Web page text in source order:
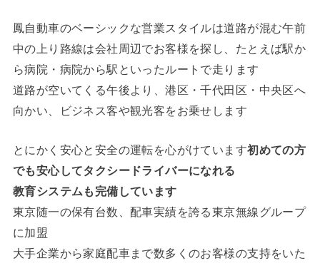
鳳自動車のベーシックな営業スタイルは道路が混む午前
中の上り路線は会社周辺でお客様を探し、たとえば駅か
ら病院・病院から駅といったルートで走ります
道路が空いてくる午後より、港区・千代田区・中央区へ
向かい、ビジネス客や観光客をお乗せします
とにかく安心と安全の運転を心がけています初めての方
でも安心してタクシードライバーになれる
教育システムも完備しています
東京随一の保有台数、配車実績を誇る東京無線グループ
に加盟
大手企業から家庭配車まで数多くのお客様の支持をいた